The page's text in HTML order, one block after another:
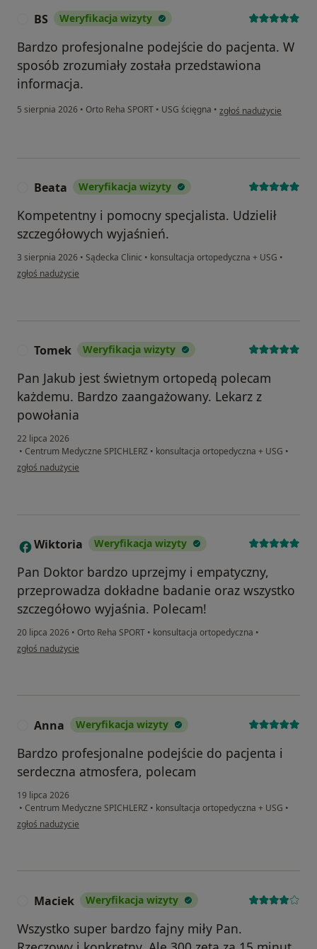
BS Weryfikacja wizyty
Bardzo profesjonalne podejście do pacjenta. W
sposób zrozumiały została przedstawiona
informacja.
5 sierpnia 2026 • Orto Reha SPORT • USG ścięgna • w opinii użytkownika BS
zgłoś nadużycie
Beata Weryfikacja wizyty
Kompetentny i pomocny specjalista. Udzielił
szczegółowych wyjaśnień.
3 sierpnia 2026 • Sądecka Clinic • konsultacja ortopedyczna + USG •
w opinii użytkownika Beata
zgłoś nadużycie
Tomek Weryfikacja wizyty
Pan Jakub jest świetnym ortopedą polecam
każdemu. Bardzo zaangażowany. Lekarz z
powołania
22 lipca 2026
• Centrum Medyczne SPICHLERZ • konsultacja ortopedyczna + USG •
w opinii użytkownika Tomek
zgłoś nadużycie
W Wiktoria Weryfikacja wizyty
Pan Doktor bardzo uprzejmy i empatyczny,
przeprowadza dokładne badanie oraz wszystko
szczegółowo wyjaśnia. Polecam!
20 lipca 2026 • Orto Reha SPORT • konsultacja ortopedyczna •
w opinii użytkownika Wiktoria
zgłoś nadużycie
Anna Weryfikacja wizyty
Bardzo profesjonalne podejście do pacjenta i
serdeczna atmosfera, polecam
19 lipca 2026
• Centrum Medyczne SPICHLERZ • konsultacja ortopedyczna + USG •
w opinii użytkownika Anna
zgłoś nadużycie
Maciek Weryfikacja wizyty
Wszystko super bardzo fajny miły Pan.